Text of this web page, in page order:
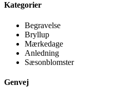
Kategorier
Begravelse
Bryllup
Mærkedage
Anledning
Sæsonblomster
Genvej